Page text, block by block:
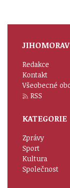
Redakce
Kontakt
Všeobecné
RSS
KATEGORIE
Zprávy
Sport
Kultura
Společnost